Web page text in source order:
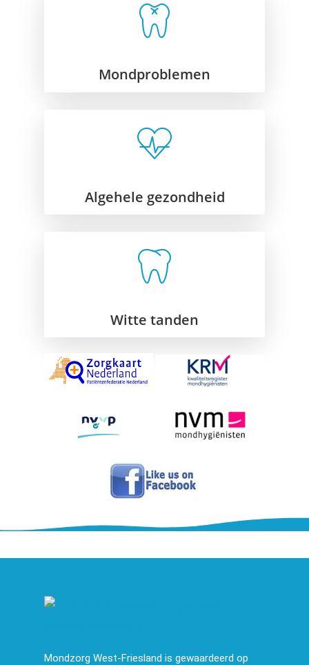
Mondproblemen
Algehele gezondheid
Witte tanden
Mondzorg West-Friesland is gewaardeerd op